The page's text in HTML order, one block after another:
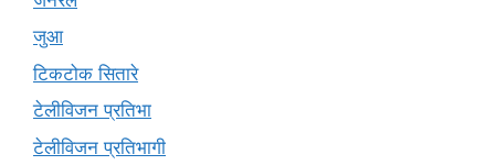
जुआ
टिकटोक सितारे
टेलीविजन प्रतिभा
टेलीविजन प्रतिभागी